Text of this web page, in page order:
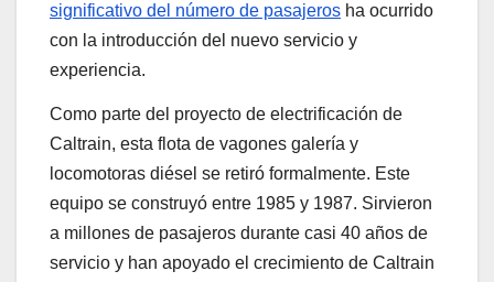
significativo del número de pasajeros ha ocurrido
con la introducción del nuevo servicio y
experiencia.
Como parte del proyecto de electrificación de
Caltrain, esta flota de vagones galería y
locomotoras diésel se retiró formalmente. Este
equipo se construyó entre 1985 y 1987. Sirvieron
a millones de pasajeros durante casi 40 años de
servicio y han apoyado el crecimiento de Caltrain